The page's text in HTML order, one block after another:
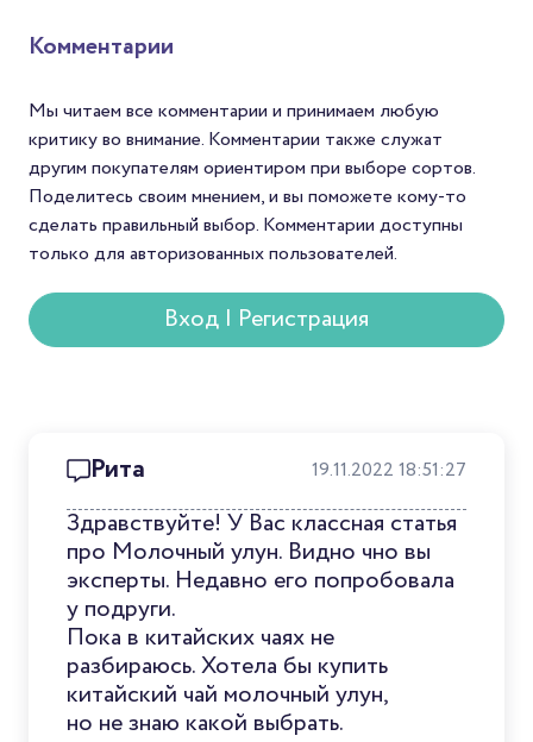
напиток нашёл отражение и
уникальным вкусом. А
покупателей —
попробовать редкий
который редко
в массовой продаже.
Комментарии
Мы читаем все комментарии и принимаем любую
критику во внимание. Комментарии также служат
другим покупателям ориентиром при выборе сортов.
Поделитесь своим мнением, и вы поможете кому-то
сделать правильный выбор. Комментарии доступны
только для авторизованных пользователей.
Вход | Регистрация
Рита 19.11.2022 18:51:27
Здравствуйте! У Вас классная статья
про Молочный улун. Видно чно вы
эксперты. Недавно его попробовала
у подруги.
Пока в китайских чаях не
разбираюсь. Хотела бы купить
китайский чай молочный улун,
но не знаю какой выбрать.